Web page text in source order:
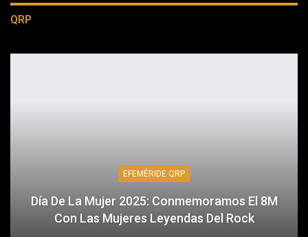
QRP
EFEMÉRIDE QRP
Día De La Mujer 2025: Conmemoramos El 8M
Con Las Mujeres Leyendas Del Rock